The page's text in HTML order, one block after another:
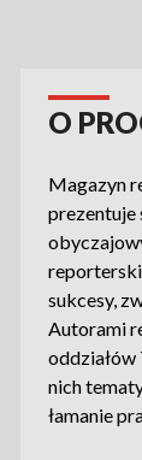
O
Magazyn
prezentuje
sukcesy,
Autorami
oddziałów
nich
łamanie